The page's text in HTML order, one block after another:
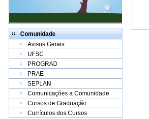
Comunidade
Avisos Gerais
UFSC
PROGRAD
PRAE
SEPLAN
Comunicações a Comunidade
Cursos de Graduação
Currículos dos Cursos